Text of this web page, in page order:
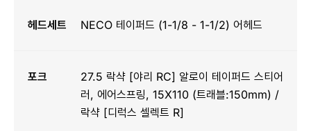
헤드세트 NECO 테이퍼드 (1-1/8 - 1-1/2) 어헤드
포크
27.5 락샥 [야리 RC] 알로이 테이퍼드 스티어
러, 에어스프링, 15X110 (트래블:150mm) /
락샥 [디럭스 셀렉트 R]